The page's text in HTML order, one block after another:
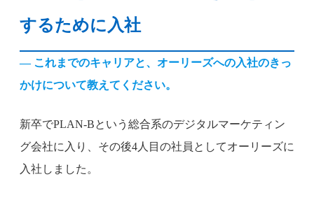
するために入社
— これまでのキャリアと、オーリーズへの入社のきっ
かけについて教えてください。
新卒でPLAN-Bという総合系のデジタルマーケティン
グ会社に入り、その後4人目の社員としてオーリーズに
入社しました。